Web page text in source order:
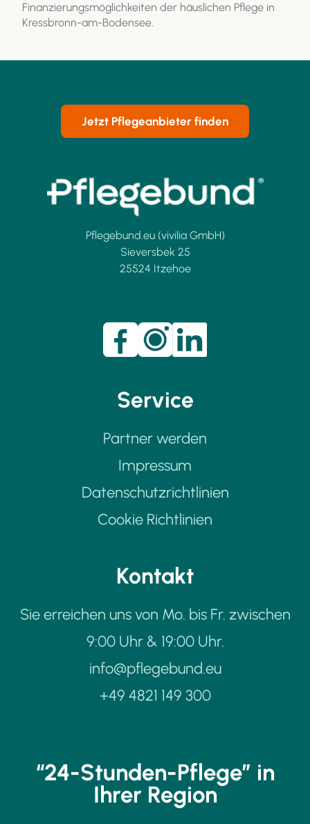
Finanzierungsmöglichkeiten der häuslichen Pflege in
Kressbronn-am-Bodensee.
Jetzt Pflegeanbieter finden
Pflegebund.eu (vivilia GmbH)
Sieversbek 25
25524 Itzehoe
Kontakt
Sie erreichen uns von Mo. bis Fr. zwischen
9:00 Uhr & 19:00 Uhr.
info@pflegebund.eu
+49 4821 149 300
Service
Partner werden
Impressum
Datenschutzrichtlinien
Cookie Richtlinien
“24-Stunden-Pflege” in
Ihrer Region